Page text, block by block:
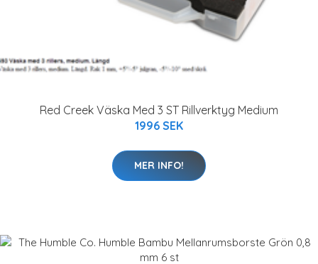
Red Creek Väska Med 3 ST Rillverktyg Medium
1996 SEK
MER INFO!